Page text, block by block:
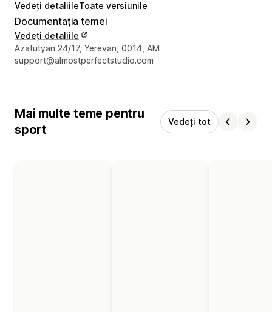
Vedeți detaliileToate versiunile
Documentația temei
Vedeți detaliile
Detaliile de contact ale designerului
Azatutyan 24/17, Yerevan, 0014, AM
support@almostperfectstudio.com
Mai multe teme pentru
sport
Vedeți tot